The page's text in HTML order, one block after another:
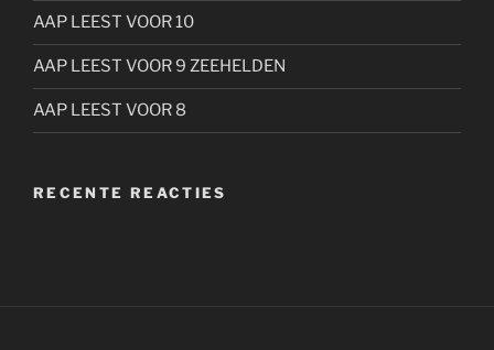
AAP LEEST VOOR 10
AAP LEEST VOOR 9 ZEEHELDEN
AAP LEEST VOOR 8
RECENTE REACTIES